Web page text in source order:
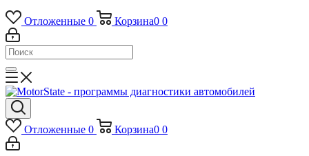
Отложенные 0 Корзина0 0
Отложенные 0 Корзина0 0